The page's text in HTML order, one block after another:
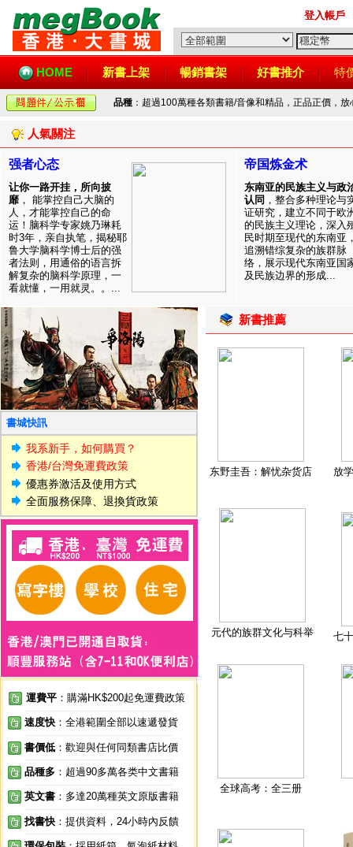
登入帳戶
HOME 新書上架 暢銷書架 好書推介 特
品種 ：超過100萬種各類書籍/音像和精品，正品正價，
人氣關注
强者心态
让你一路开挂，所向披
靡 ， 能掌控自己大脑的
人，才能掌控自己的命
运！脑科学专家姚乃琳耗
时3年，亲自执笔，揭秘耶
鲁大学脑科学博士后的强
者法则，用通俗的语言拆
解复杂的脑科学原理，一
看就懂，一用就灵。。...
帝国炼金术
东南亚的民族主义与政
认同 ，整合多种理论与
证研究，建立不同于欧
的民族主义理论，深入
民时期至现代的东南亚
追溯错综复杂的族群脉
络，展示现代东南亚国
及民族边界的形成...
書城快訊
我系新手，如何購買？
香港/台灣免運費政策
優惠券激活及使用方式
全面服務保障、退換貨政策
運費平 ：購滿HK$200起免運費政策
速度快 ：全港範圍全部以速遞發貨
書價低 ：歡迎與任何同類書店比價
品種多 ：超過90多萬各类中文書籍
英文書 ：多達20萬種英文原版書籍
找書快 ：提供資料，24小時內反饋
新書推薦
东野圭吾：解忧杂货店 放
元代的族群文化与科举 七
全球高考：全三册